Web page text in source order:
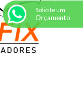
Solicite um
Orçamento